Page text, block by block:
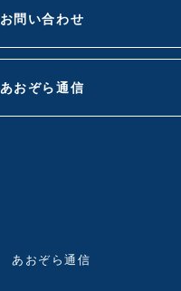
お問い合わせ
あおぞら通信
あおぞら通信